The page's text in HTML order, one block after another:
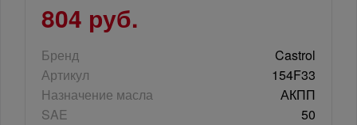
804 руб.
Бренд
Castrol
Артикул
154F33
Назначение масла
АКПП
SAE
50